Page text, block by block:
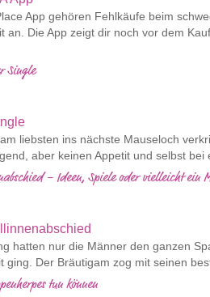
App gehören Fehlkäufe beim
an. Die App zeigt dir noch vor dem
Single
liebsten ins nächste Mauseloch
aber keinen Appetit und selbst bei
– Ideen, Spiele oder vielleicht ein
hatten nur die Männer den ganzen
ging. Der Bräutigam zog mit seinen
tun können